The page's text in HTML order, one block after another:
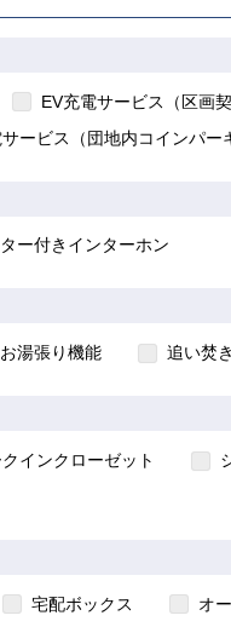
EV充電サービス（区画契
ービス（団地内コインパー
ー付きインターホン
湯張り機能 追い焚き
インクローゼット
宅配ボックス オ